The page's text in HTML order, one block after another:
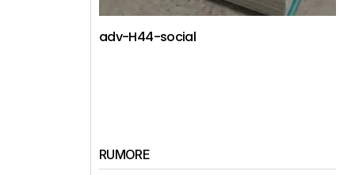
adv-H44-social
RUMORE